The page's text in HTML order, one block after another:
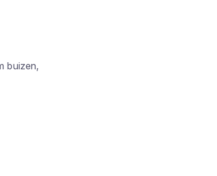
buizen,